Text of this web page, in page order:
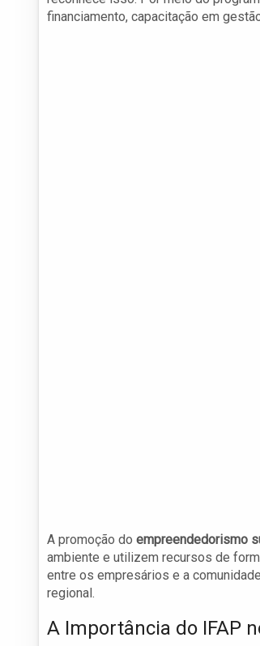
financiamento, capacitação em
A promoção do empreendedorismo
ambiente e utilizem recursos de
entre os empresários e a
regional.
A Importância do IFAP